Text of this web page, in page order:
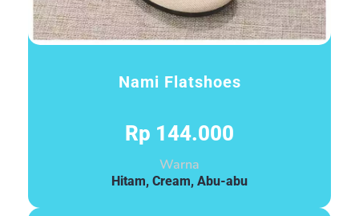
Nami Flatshoes
Rp 144.000
Warna
Hitam, Cream, Abu-abu